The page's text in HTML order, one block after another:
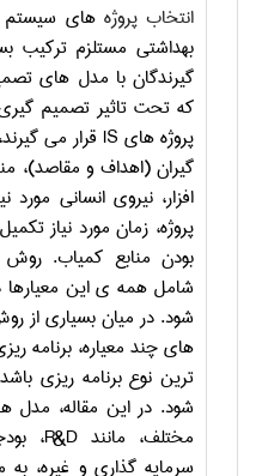
انتخاب پروژه های سیستم
بهداشتی مستلزم ترکیب
گیرندگان با مدل های
که تحت تاثیر تصمیم
پروژه های IS قرار می گیرند،
گیران (اهداف و مقاصد)،
افزار، نیروی انسانی
پروژه، زمان مورد نیاز
بودن منابع کمیاب.
شامل همه ی این
شود. در میان بسیاری از
های چند معیاره، برنامه
ترین نوع برنامه ریزی
شود. در این مقاله، مدل
مختلف، مانند R&D،
سرمایه گذاری و غیره،